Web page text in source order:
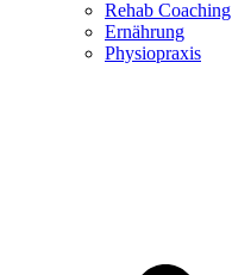
Rehab Coaching
Ernährung
Physiopraxis